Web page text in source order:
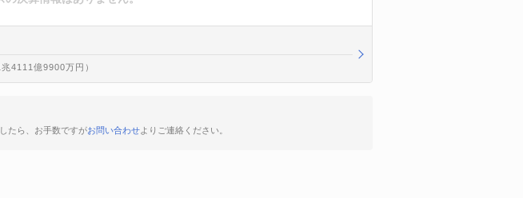
兆4111億9900万円）
たら、お手数ですがお問い合わせよりご連絡ください。